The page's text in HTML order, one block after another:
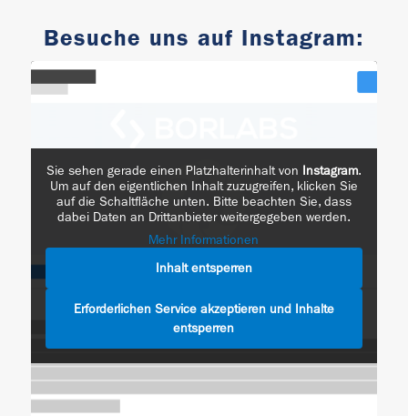
Besuche uns auf Instagram:
Sie sehen gerade einen Platzhalterinhalt von Instagram.
Um auf den eigentlichen Inhalt zuzugreifen, klicken Sie
auf die Schaltfläche unten. Bitte beachten Sie, dass
dabei Daten an Drittanbieter weitergegeben werden.
Mehr Informationen
Inhalt entsperren
Erforderlichen Service akzeptieren und Inhalte
entsperren